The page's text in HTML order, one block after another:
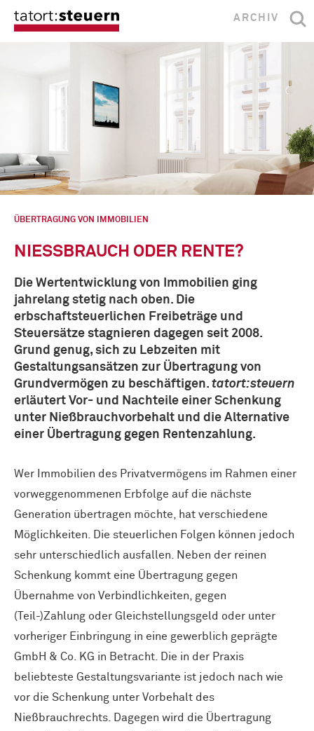
ARCHIV
ÜBERTRAGUNG VON IMMOBILIEN
NIESSBRAUCH ODER RENTE?
Die Wertentwicklung von Immobilien ging
jahrelang stetig nach oben. Die
erbschaftsteuerlichen Freibeträge und
Steuersätze stagnieren dagegen seit 2008.
Grund genug, sich zu Lebzeiten mit
Gestaltungsansätzen zur Übertragung von
Grundvermögen zu beschäftigen. tatort:steuern
erläutert Vor- und Nachteile einer Schenkung
unter Nießbrauchvorbehalt und die Alternative
einer Übertragung gegen Rentenzahlung.
Wer Immobilien des Privatvermögens im Rahmen einer
vorweggenommenen Erbfolge auf die nächste
Generation übertragen möchte, hat verschiedene
Möglichkeiten. Die steuerlichen Folgen können jedoch
sehr unterschiedlich ausfallen. Neben der reinen
Schenkung kommt eine Übertragung gegen
Übernahme von Verbindlichkeiten, gegen
(Teil-)Zahlung oder Gleichstellungsgeld oder unter
vorheriger Einbringung in eine gewerblich geprägte
GmbH & Co. KG in Betracht. Die in der Praxis
beliebteste Gestaltungsvariante ist jedoch nach wie
vor die Schenkung unter Vorbehalt des
Nießbrauchrechts. Dagegen wird die Übertragung